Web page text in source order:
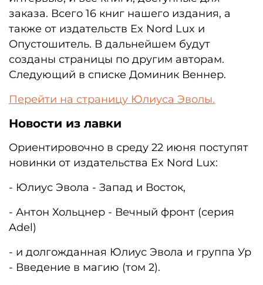
заказа. Всего 16 книг нашего издания, а
также от издательств Ex Nord Lux и
Опустошитель. В дальнейшем будут
созданы страницы по другим авторам.
Следующий в списке Доминик Веннер.
Перейти на страницу Юлиуса Эволы.
Новости из лавки
Ориентировочно в среду 22 июня поступят
новинки от издательства Ex Nord Lux:
- Юлиус Эвола - Запад и Восток,
- Антон Хольцнер - Вечный фронт (серия
Adel)
- и долгожданная Юлиус Эвола и группа Ур
- Введение в магию (том 2).